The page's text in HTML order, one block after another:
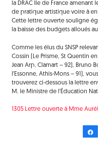
la DRAC Ile de France amenant
de pratique artistique voire à
Cette lettre ouverte souligne
la baisse des budgets alloués
Comme les élus du SNSP
Cossin (Le Prisme, St Quentin
Jean Arp, Clamart – 92), Bruno
l’Essonne, Athis-Mons – 91),
trouverez ci-dessous la lettre
M. le Ministre de l’Éducation
1305 Lettre ouverte à Mme